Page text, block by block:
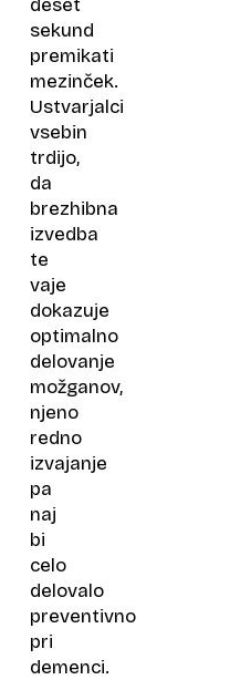
deset
sekund
premikati
mezinček.
Ustvarjalci
vsebin
trdijo,
da
brezhibna
izvedba
te
vaje
dokazuje
optimalno
delovanje
možganov,
njeno
redno
izvajanje
pa
naj
bi
celo
delovalo
preventivno
pri
demenci.